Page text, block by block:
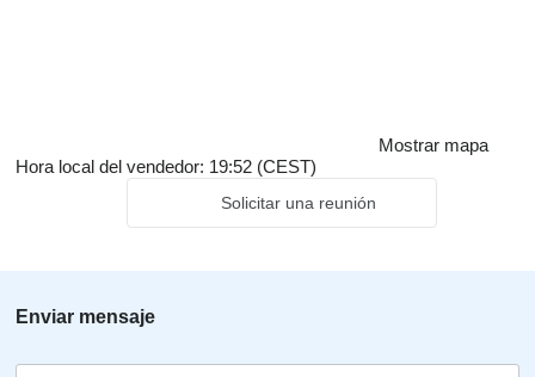
Mostrar mapa
Hora local del vendedor: 19:52 (CEST)
Solicitar una reunión
Enviar mensaje